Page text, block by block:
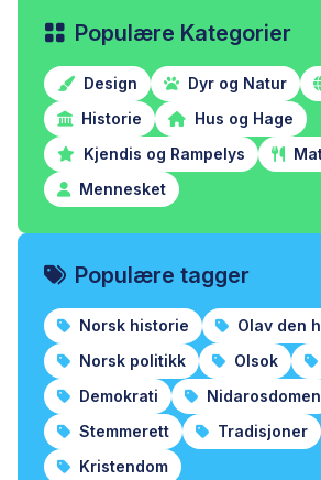
Populære Kategorier
Design Dyr og Natur
Historie
Hus og Hage
Kjendis og Rampelys
Mennesket
Populære tagger
Norsk historie
Olav den
Norsk politikk
Olsok
Demokrati
Nidarosdomen
Stemmerett
Tradisjoner
Kristendom